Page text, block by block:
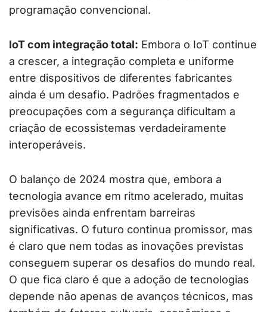
programação convencional.
IoT com integração total: Embora o IoT continue
a crescer, a integração completa e uniforme
entre dispositivos de diferentes fabricantes
ainda é um desafio. Padrões fragmentados e
preocupações com a segurança dificultam a
criação de ecossistemas verdadeiramente
interoperáveis.
O balanço de 2024 mostra que, embora a
tecnologia avance em ritmo acelerado, muitas
previsões ainda enfrentam barreiras
significativas. O futuro continua promissor, mas
é claro que nem todas as inovações previstas
conseguem superar os desafios do mundo real.
O que fica claro é que a adoção de tecnologias
depende não apenas de avanços técnicos, mas